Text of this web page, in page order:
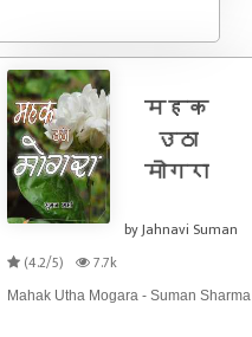
महक
उठा
मोगरा
by Jahnavi Suman
(4.2/5)
7.7k
Mahak Utha Mogara - Suman Sharma